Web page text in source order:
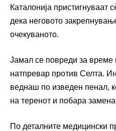
Каталонија пристигнуваат
дека неговото
очекуваното.
Јамал се повреди за време
натпревар против Селта.
веднаш по изведен пенал,
на теренот и побара
По деталните медицински